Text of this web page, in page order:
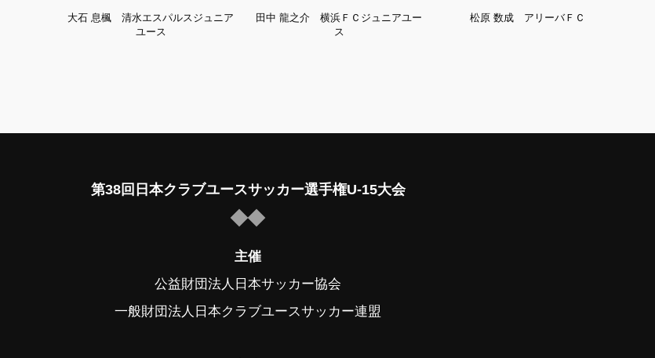
大石 息楓 清水エスパルスジュニア
ユース
田中 龍之介 横浜ＦＣジュニアユー
ス
松原 数成 アリーバＦＣ
第38回日本クラブユースサッカー選手権U-15大会
主催
公益財団法人日本サッカー協会
一般財団法人日本クラブユースサッカー連盟